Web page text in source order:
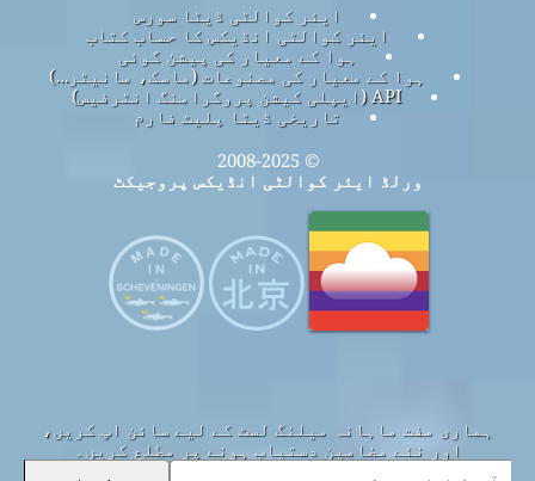
ایئر کوالٹی ڈیٹا سورس
ایئر کوالٹی انڈیکس کا حساب کتاب
ہوا کے معیار کی پیشن گوئی
ہوا کے معیار کی مصنوعات (ماسک، مانیٹر…)
API (ایپلی کیشن پروگرامنگ انٹرفیس)
تاریخی ڈیٹا پلیٹ فارم
© 2008-2025
ورلڈ ایئر کوالٹی انڈیکس پروجیکٹ
ہماری مفت ماہانہ میلنگ لسٹ کے لیے سائن اپ کریں،
اور نئے مضامین دستیاب ہونے پر مطلع کریں۔